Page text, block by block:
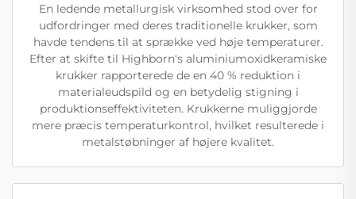
En ledende metallurgisk virksomhed stod over for
udfordringer med deres traditionelle krukker, som
havde tendens til at sprække ved høje temperaturer.
Efter at skifte til Highborn's aluminiumoxidkeramiske
krukker rapporterede de en 40 % reduktion i
materialeudspild og en betydelig stigning i
produktionseffektiviteten. Krukkerne muliggjorde
mere præcis temperaturkontrol, hvilket resulterede i
metalstøbninger af højere kvalitet.